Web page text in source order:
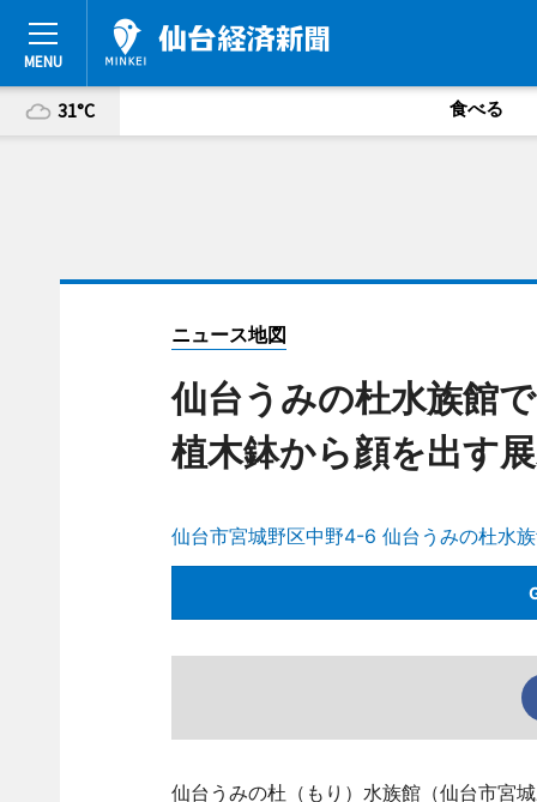
31°C 食べる
ニュース地図
仙台うみの杜水族館
植木鉢から顔を出す
仙台市宮城野区中野4-6 仙台うみの杜水
仙台うみの杜（もり）水族館（仙台市宮